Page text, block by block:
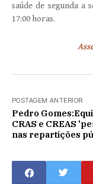
saúde de segunda a
17:00 horas.
POSTAGEM ANTERIOR
Pedro
CRAS e CREAS
nas repartições